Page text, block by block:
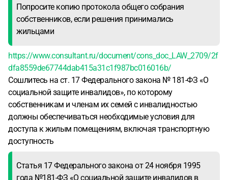
Попросите копию протокола общего собрания
собственников, если решения принимались
жильцами
https://www.consultant.ru/document/cons_doc_LAW_2709/2f
dfa8559de67744dab415a31c1f987bc016016b/
Сошлитесь на ст. 17 Федерального закона № 181-ФЗ «О
социальной защите инвалидов», по которому
собственникам и членам их семей с инвалидностью
должны обеспечиваться необходимые условия для
доступа к жилым помещениям, включая транспортную
доступность
Статья 17 Федерального закона от 24 ноября 1995
года №181-ФЗ «О социальной защите инвалидов в